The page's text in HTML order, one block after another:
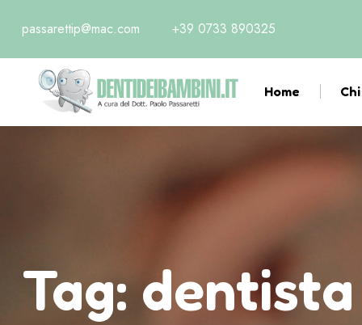
passarettip@mac.com +39 0733 890325
Home
Tag: